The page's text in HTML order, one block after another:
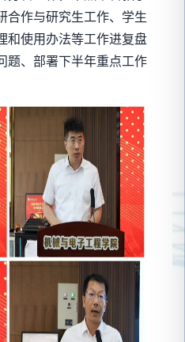
合作与研究生工作、学生
和使用办法等工作进复盘
题、部署下半年重点工作